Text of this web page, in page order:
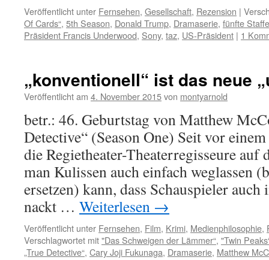
Veröffentlicht unter Fernsehen, Gesellschaft, Rezension |
Of Cards“, 5th Season, Donald Trump, Dramaserie, fünfte
Präsident Francis Underwood, Sony, taz, US-Präsident | 1
„konventionell“ ist das neue
Veröffentlicht am 4. November 2015von montyarnold
betr.: 46. Geburtstag von Matthew
Detective“ (Season One) Seit vor
die Regietheater-Theaterregisseure auf
man Kulissen auch einfach weglassen
ersetzen) kann, dass Schauspieler
nackt … Weiterlesen →
Veröffentlicht unter Fernsehen, Film, Krimi, Medienphilosophie,
Verschlagwortet mit"Das Schweigen der Lämmer“, "Twin
„True Detective“, Cary Joji Fukunaga, Dramaserie, Matthew